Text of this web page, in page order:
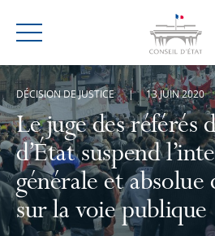
Menu
Le juge des référés
d’État suspend
générale et absolue
sur la voie publique
DÉCISION DE JUSTICE 13 JUIN 2020